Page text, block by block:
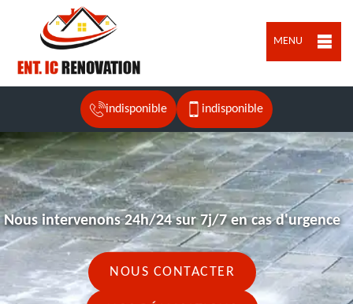
MENU
indisponible indisponible
Nous intervenons 24h/24 sur 7j/7 en cas d'urgence
NOUS CONTACTER